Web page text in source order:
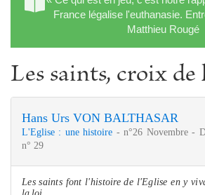
France légalise l'euthanasie.
Matthieu Rougé
Les saints, croix
Hans Urs VON BALTHASAR
L'Eglise : une histoire - n°26 Novembre -
n° 29
Les saints font l'histoire de l'Eglise en y